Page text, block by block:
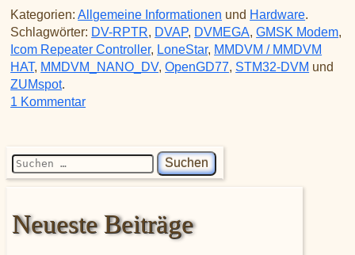
Kategorien: Allgemeine Informationen und Hardware.
Schlagwörter: DV-RPTR, DVAP, DVMEGA,GMSK Modem,
Icom Repeater Controller, LoneStar, MMDVM / MMDVM
HAT, MMDVM_NANO_DV,OpenGD77, STM32-DVM und
ZUMspot.
1 Kommentarzu Unterstützte Hardware
Suchen nach:
Neueste Beiträge